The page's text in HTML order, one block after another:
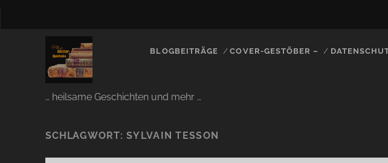
… heilsame Geschichten und mehr …
BLOGBEITRÄGE COVER-GESTÖBER –
SCHLAGWORT:SYLVAIN TESSON